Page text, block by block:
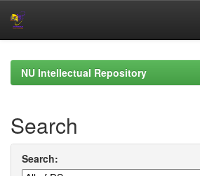
navigationNU Intellectual Repository
Search
Search: